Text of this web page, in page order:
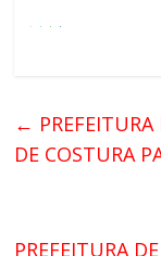
←
DE COSTURA
PREFEITURA